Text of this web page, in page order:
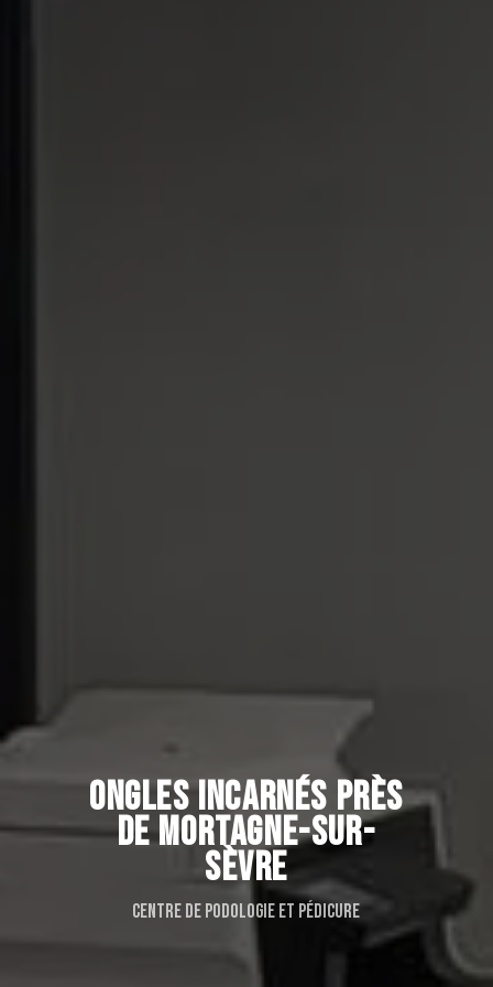
ONGLES INCARNÉS PRÈS
DE MORTAGNE-SUR-
SÈVRE
Centre de podologie et pédicure